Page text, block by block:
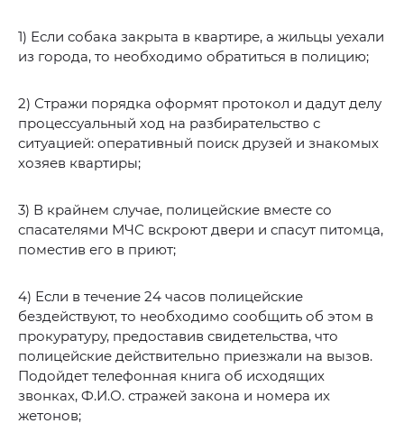
1) Если собака закрыта в квартире, а жильцы уехали
из города, то необходимо обратиться в полицию;
2) Стражи порядка оформят протокол и дадут делу
процессуальный ход на разбирательство с
ситуацией: оперативный поиск друзей и знакомых
хозяев квартиры;
3) В крайнем случае, полицейские вместе со
спасателями МЧС вскроют двери и спасут питомца,
поместив его в приют;
4) Если в течение 24 часов полицейские
бездействуют, то необходимо сообщить об этом в
прокуратуру, предоставив свидетельства, что
полицейские действительно приезжали на вызов.
Подойдет телефонная книга об исходящих
звонках, Ф.И.О. стражей закона и номера их
жетонов;